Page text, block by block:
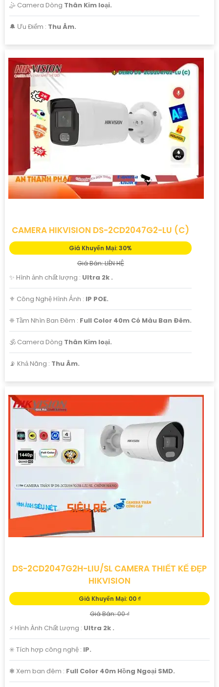
🤹 Camera Dòng Thân Kim loại.
️🔔 Ưu Điểm : Thu Âm.
CAMERA HIKVISION DS-2CD2047G2-LU (C)
Giá Khuyến Mại: 30%
Giá Bán: LIÊN HỆ
✨ Hình ảnh chất lượng : Ultra 2k .
⚜️ Công Nghệ Hình Ảnh : IP POE.
❈ Tầm Nhìn Ban Đêm : Full Color 40m Có Màu Ban Ðêm.
🕉️ Camera Dòng Thân Kim loại.
️📡 Khả Năng : Thu Âm.
DS-2CD2047G2H-LIU/SL CAMERA THIẾT KẾ ĐẸP
HIKVISION
Giá Khuyến Mại: 00 ₫
Giá Bán: 00 ₫
️⚡ Hình Ành Chất Lượng : Ultra 2k .
✳️ Tích hợp công nghệ : IP.
❃ Xem ban đêm : Full Color 40m Hồng Ngoại SMD.